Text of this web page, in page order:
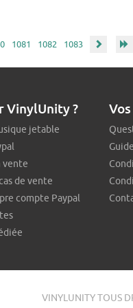
1081 1082 1083
VinylUnity ?
jetable
vente
de vente
compte Paypal
VINYLUNITY TOUS